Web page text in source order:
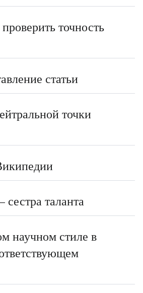
точность
статьи
точки
таланта
научном стиле в